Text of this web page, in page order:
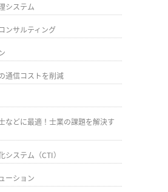
システム
ンサルティング
通信コストを削減
などに最適！士業の課題を解決す
ステム（CTI）
ーション